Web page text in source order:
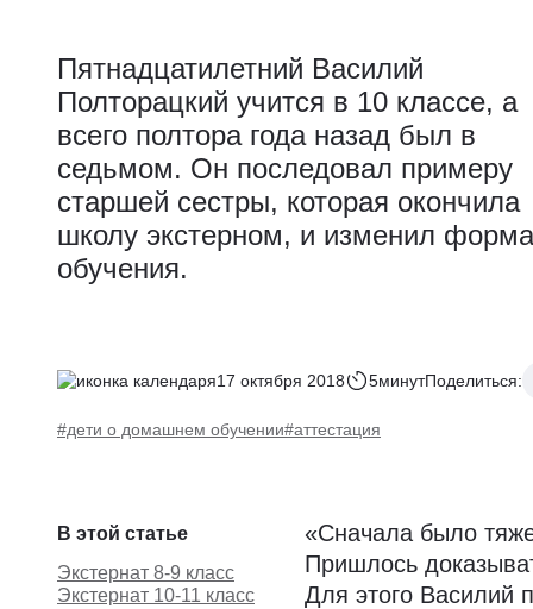
Пятнадцатилетний Василий
Полторацкий учится в 10 классе, а
всего полтора года назад был в
седьмом. Он последовал примеру
старшей сестры, которая окончила
школу экстерном, и изменил
обучения.
17 октября 2018 5минутПоделиться:
#дети о домашнем обучении#аттестация
В этой статье
Экстернат 8-9 класс
Экстернат 10-11 класс
«Сначала было
Пришлось
Для этого Василий